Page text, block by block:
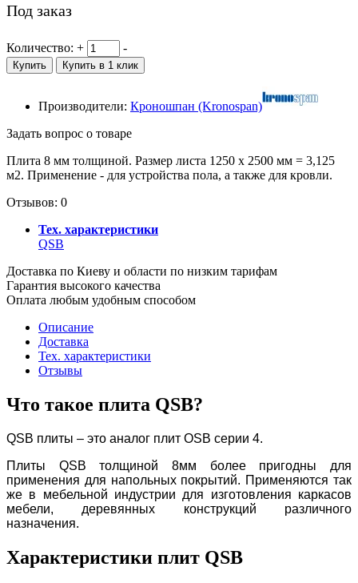
Под заказ
Количество: + -
Купить Купить в 1 клик
Производители: Кроношпан (Kronospan)
Задать вопрос о товаре
Плита 8 мм толщиной. Размер листа 1250 х 2500 мм = 3,125
м2. Применение - для устройства пола, а также для кровли.
Отзывов: 0
Тех. характеристики
QSB
Доставка по Киеву и области по низким тарифам
Гарантия высокого качества
Оплата любым удобным способом
Описание
Доставка
Тех. характеристики
Отзывы
Что такое плита QSB?
QSB плиты – это аналог плит OSB серии 4.
Плиты QSB толщиной 8мм более пригодны для
применения для напольных покрытий. Применяются так
же в мебельной индустрии для изготовления каркасов
мебели, деревянных конструкций различного
назначения.
Характеристики плит QSB